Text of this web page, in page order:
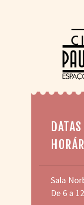
Sala
De 6 a